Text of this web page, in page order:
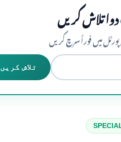
دوا تلاش کریں
تلاش کریں